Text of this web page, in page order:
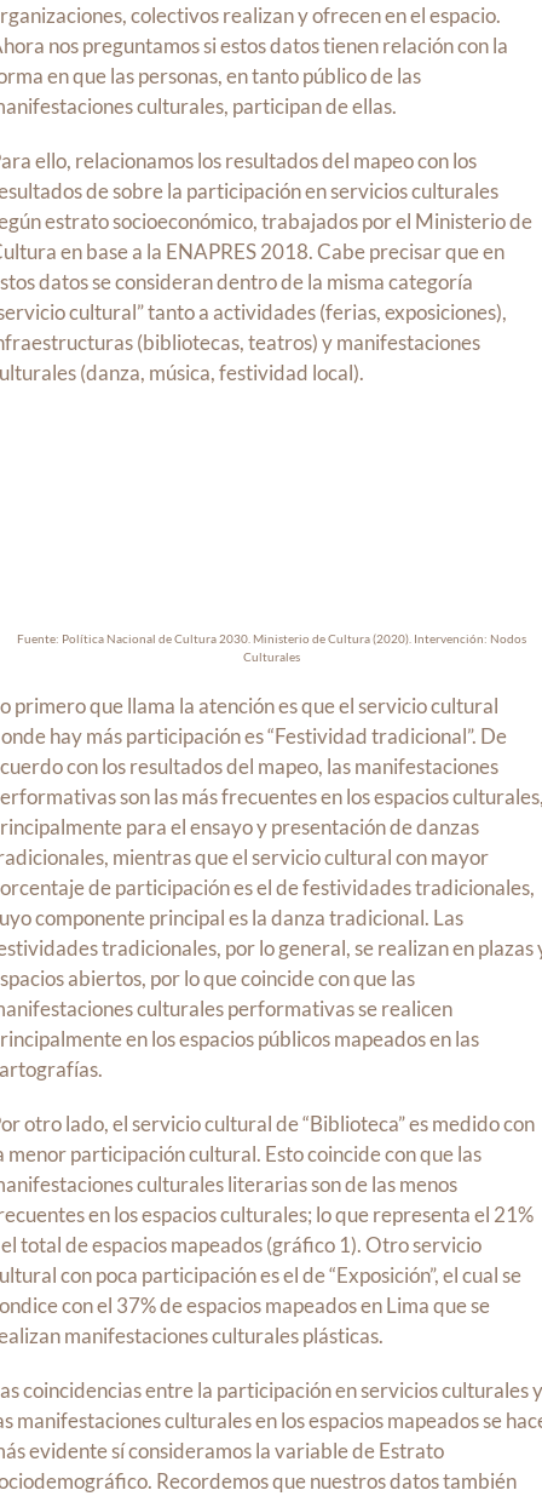
colectivos realizan y ofrecen en el espacio.
nos preguntamos si estos datos tienen relación con la
en que las personas, en tanto público de las
culturales, participan de ellas.
ello, relacionamos los resultados del mapeo con los
de sobre la participación en servicios culturales
estrato socioeconómico, trabajados por el Ministerio de
en base a la ENAPRES 2018. Cabe precisar que en
datos se consideran dentro de la misma categoría
cultural” tanto a actividades (ferias, exposiciones),
(bibliotecas, teatros) y manifestaciones
(danza, música, festividad local).
Fuente: Política Nacional de Cultura 2030. Ministerio de Cultura (2020). Intervención: Nodos
Culturales
primero que llama la atención es que el servicio cultural
hay más participación es “Festividad tradicional”. De
con los resultados del mapeo, las manifestaciones
son las más frecuentes en los espacios
para el ensayo y presentación de danzas
mientras que el servicio cultural con mayor
de participación es el de festividades tradicionales,
componente principal es la danza tradicional. Las
tradicionales, por lo general, se realizan en plazas
abiertos, por lo que coincide con que las
culturales performativas se realicen
en los espacios públicos mapeados en las
otro lado, el servicio cultural de “Biblioteca” es medido con
menor participación cultural. Esto coincide con que las
culturales literarias son de las menos
en los espacios culturales; lo que representa el 21%
total de espacios mapeados (gráfico 1). Otro servicio
con poca participación es el de “Exposición”, el cual se
con el 37% de espacios mapeados en Lima que se
manifestaciones culturales plásticas.
coincidencias entre la participación en servicios culturales
manifestaciones culturales en los espacios mapeados se
evidente sí consideramos la variable de Estrato
Recordemos que nuestros datos también